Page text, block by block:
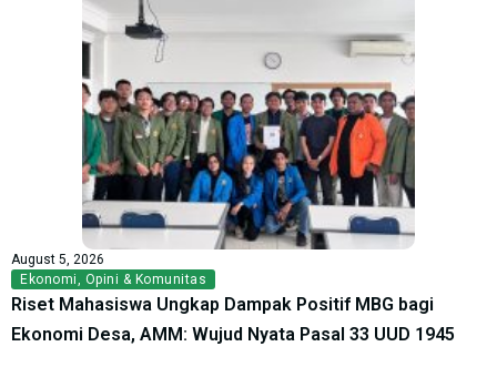
August 5, 2026
Ekonomi, Opini & Komunitas
Riset Mahasiswa Ungkap Dampak Positif MBG bagi
Ekonomi Desa, AMM: Wujud Nyata Pasal 33 UUD 1945